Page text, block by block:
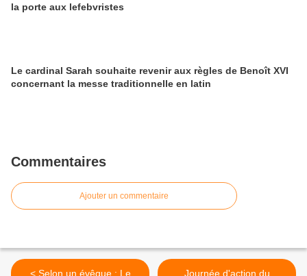
la porte aux lefebvristes
Le cardinal Sarah souhaite revenir aux règles de Benoît XVI
concernant la messe traditionnelle en latin
Commentaires
Ajouter un commentaire
< Selon un évêque : Le Journée d'action du